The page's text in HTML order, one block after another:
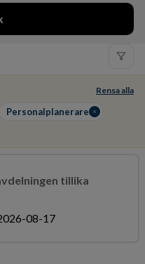
Rensa alla
Personalplanerare
tillika
08-17